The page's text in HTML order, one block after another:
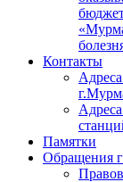
Контакты
Памятки
Обращения